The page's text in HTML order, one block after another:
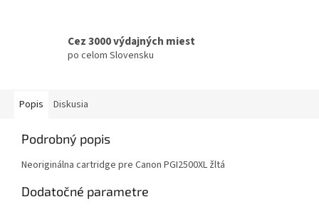
Cez 3000 výdajných miest
po celom Slovensku
Popis Diskusia
Podrobný popis
Neoriginálna cartridge pre Canon PGI2500XL žltá
Dodatočné parametre